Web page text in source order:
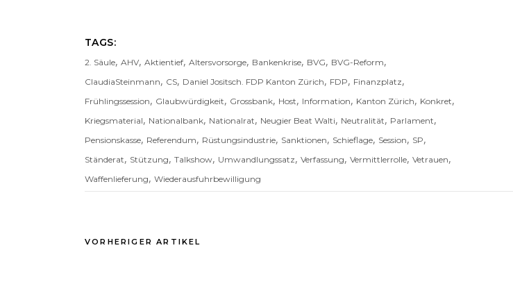
TAGS:
2. Säule, AHV, Aktientief, Altersvorsorge, Bankenkrise, BVG, BVG-Reform,
ClaudiaSteinmann, CS, Daniel Jositsch. FDP Kanton Zürich, FDP, Finanzplatz,
Frühlingssession, Glaubwürdigkeit, Grossbank, Host, Information, Kanton Zürich, Konkret,
Kriegsmaterial, Nationalbank, Nationalrat, Neugier Beat Walti, Neutralität, Parlament,
Pensionskasse, Referendum, Rüstungsindustrie, Sanktionen, Schieflage, Session, SP,
Ständerat, Stützung, Talkshow, Umwandlungssatz, Verfassung, Vermittlerrolle, Vetrauen,
Waffenlieferung, Wiederausfuhrbewilligung
VORHERIGER ARTIKEL